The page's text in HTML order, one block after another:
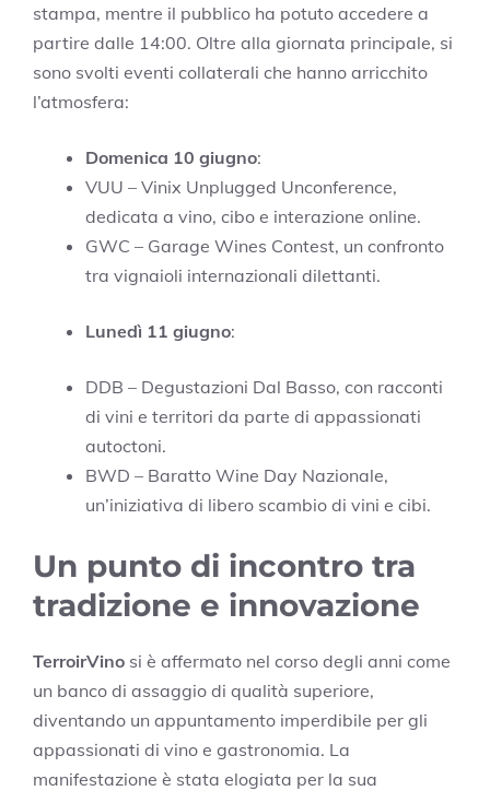
stampa, mentre il pubblico ha potuto accedere a
partire dalle 14:00. Oltre alla giornata principale, si
sono svolti eventi collaterali che hanno arricchito
l’atmosfera:
Domenica 10 giugno:
VUU – Vinix Unplugged Unconference,
dedicata a vino, cibo e interazione online.
GWC – Garage Wines Contest, un confronto
tra vignaioli internazionali dilettanti.
Lunedì 11 giugno:
DDB – Degustazioni Dal Basso, con racconti
di vini e territori da parte di appassionati
autoctoni.
BWD – Baratto Wine Day Nazionale,
un’iniziativa di libero scambio di vini e cibi.
Un punto di incontro tra
tradizione e innovazione
TerroirVino si è affermato nel corso degli anni come
un banco di assaggio di qualità superiore,
diventando un appuntamento imperdibile per gli
appassionati di vino e gastronomia. La
manifestazione è stata elogiata per la sua